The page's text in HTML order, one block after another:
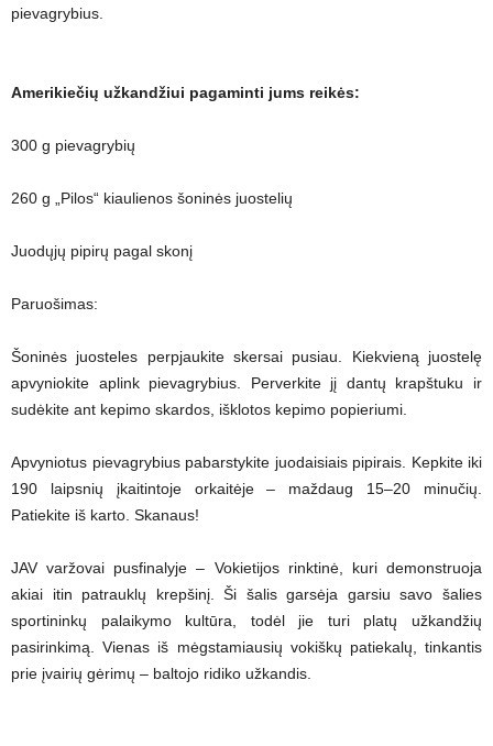
pievagrybius.
Amerikiečių užkandžiui pagaminti jums reikės:
300 g pievagrybių
260 g „Pilos“ kiaulienos šoninės juostelių
Juodųjų pipirų pagal skonį
Paruošimas:
Šoninės juosteles perpjaukite skersai pusiau. Kiekvieną juostelę
apvyniokite aplink pievagrybius. Perverkite jį dantų krapštuku ir
sudėkite ant kepimo skardos, išklotos kepimo popieriumi.
Apvyniotus pievagrybius pabarstykite juodaisiais pipirais. Kepkite iki
190 laipsnių įkaitintoje orkaitėje – maždaug 15–20 minučių.
Patiekite iš karto. Skanaus!
JAV varžovai pusfinalyje – Vokietijos rinktinė, kuri demonstruoja
akiai itin patrauklų krepšinį. Ši šalis garsėja garsiu savo šalies
sportininkų palaikymo kultūra, todėl jie turi platų užkandžių
pasirinkimą. Vienas iš mėgstamiausių vokiškų patiekalų, tinkantis
prie įvairių gėrimų – baltojo ridiko užkandis.